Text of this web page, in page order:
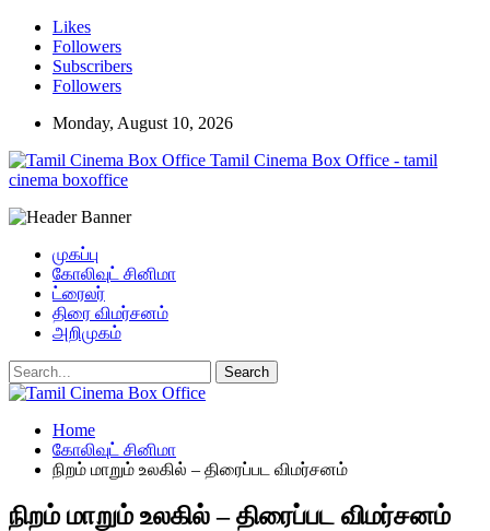
Likes
Followers
Subscribers
Followers
Monday, August 10, 2026
Tamil Cinema Box Office - tamil
cinema boxoffice
முகப்பு
கோலிவுட் சினிமா
ட்ரைலர்
திரை விமர்சனம்
அறிமுகம்
Home
கோலிவுட் சினிமா
நிறம் மாறும் உலகில் – திரைப்பட விமர்சனம்
நிறம் மாறும் உலகில் – திரைப்பட விமர்சனம்